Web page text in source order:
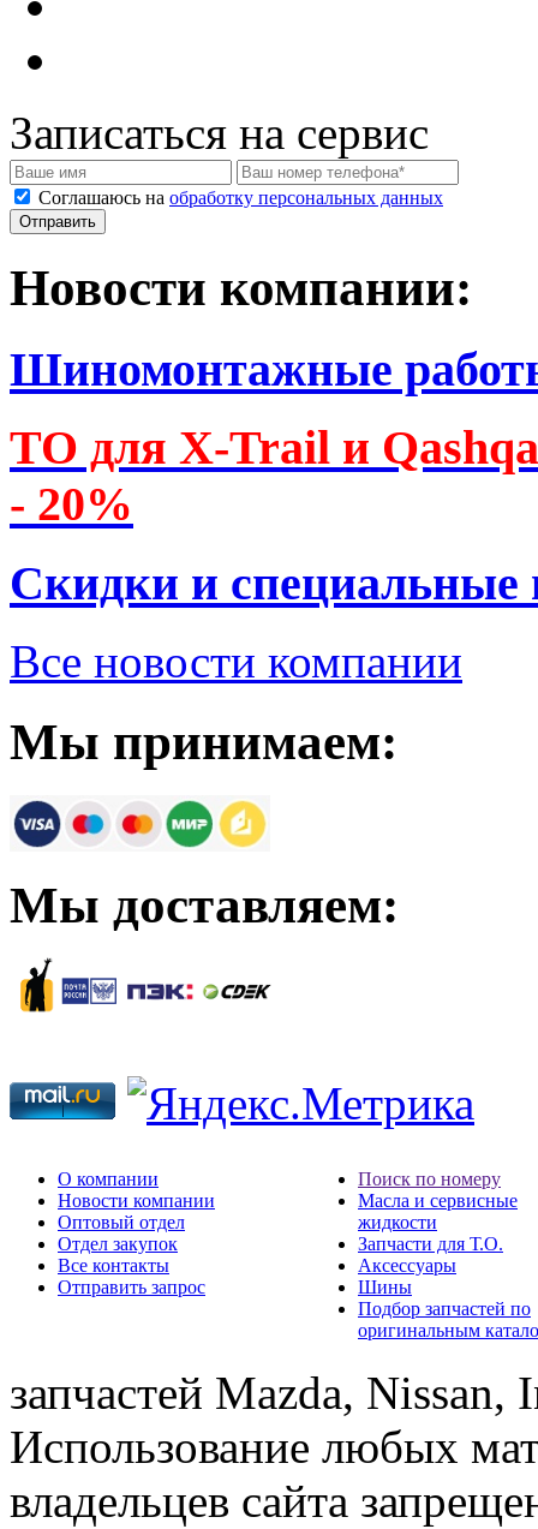
Записаться на сервис
Соглашаюсь на обработку персональных данных
Новости компании:
Шиномонтажные
ТО для X-Trail и
- 20%
Скидки и специальные
Все новости компании
Мы принимаем:
Мы доставляем:
О компании
Новости компании
Оптовый отдел
Отдел закупок
Все контакты
Отправить запрос
Поиск по номеру
Масла и сервисные
жидкости
Запчасти для Т.О.
Аксессуары
Шины
Подбор запчастей по
оригинальным
запчастей Mazda,
Использование любых
владельцев сайта